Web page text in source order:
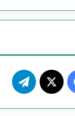
فيسبوك
‫X تيلقرام